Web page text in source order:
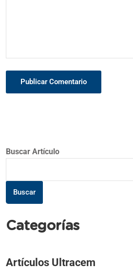
Publicar Comentario
Buscar Artículo
Buscar
Categorías
Artículos Ultracem